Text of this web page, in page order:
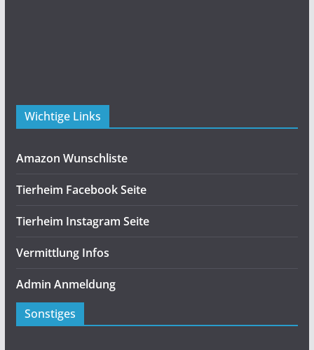
Wichtige Links
Amazon Wunschliste
Tierheim Facebook Seite
Tierheim Instagram Seite
Vermittlung Infos
Admin Anmeldung
Sonstiges